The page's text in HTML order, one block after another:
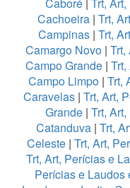
Caboré| Trt,
Cachoeira | Trt,
Campinas| Trt,
Camargo Novo | Trt,
Campo Grande|
Campo Limpo | Trt,
Caravelas| Trt, Art,
Grande| Trt,
Catanduva | Trt,
Celeste| Trt, Art,
Trt, Art, Perícias e
Perícias e Laudos